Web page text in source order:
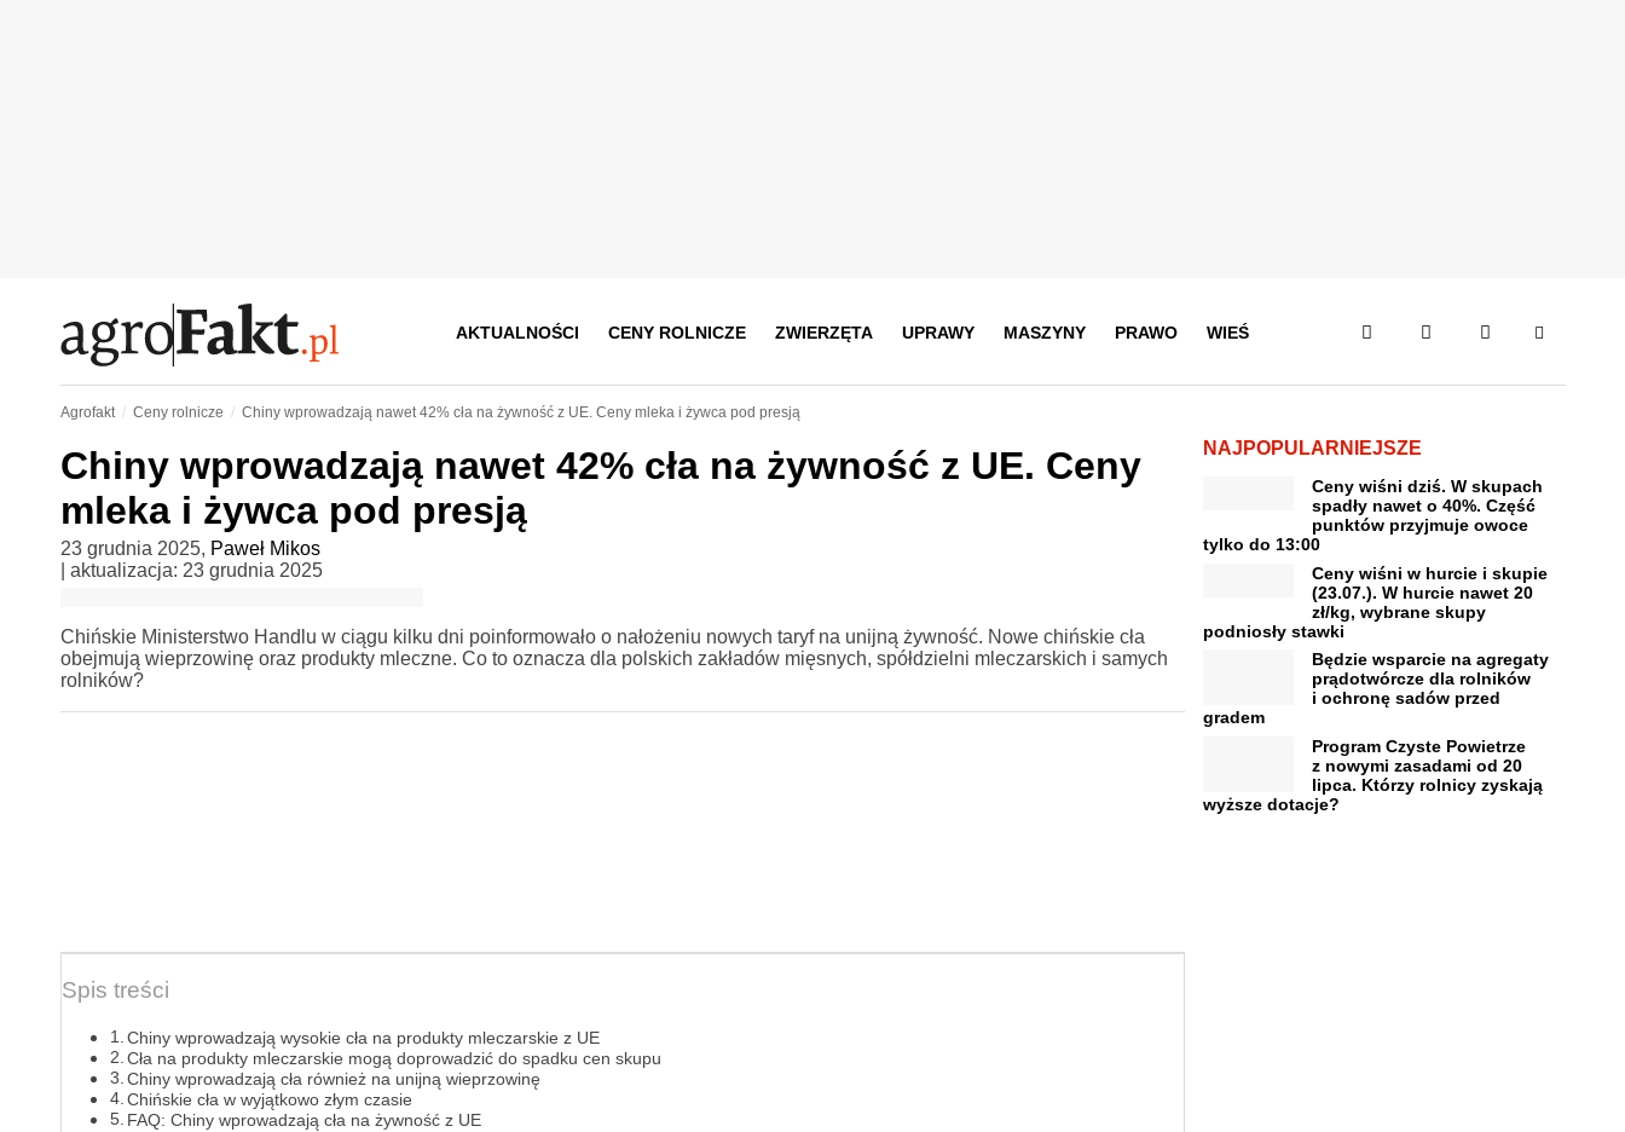
AKTUALNOŚCI CENY ROLNICZE ZWIERZĘTA UPRAWY MASZYNY PRAWO WIEŚ
Agrofakt Ceny rolnicze Chiny wprowadzają nawet 42% cła na żywność z UE. Ceny mleka i żywca pod presją
Chiny wprowadzają nawet 42% cła na żywność z UE. Ceny
mleka i żywca pod presją
23 grudnia 2025, Paweł Mikos
| aktualizacja: 23 grudnia 2025
Chińskie Ministerstwo Handlu w ciągu kilku dni poinformowało o nałożeniu nowych taryf na unijną żywność. Nowe chińskie cła
obejmują wieprzowinę oraz produkty mleczne. Co to oznacza dla polskich zakładów mięsnych, spółdzielni mleczarskich i samych
rolników?
Spis treści
Chiny wprowadzają wysokie cła na produkty mleczarskie z UE
Cła na produkty mleczarskie mogą doprowadzić do spadku cen skupu
Chiny wprowadzają cła również na unijną wieprzowinę
Chińskie cła w wyjątkowo złym czasie
FAQ: Chiny wprowadzają cła na żywność z UE
NAJPOPULARNIEJSZE
Ceny wiśni dziś. W skupach
spadły nawet o 40%. Część
punktów przyjmuje owoce
tylko do 13:00
Ceny wiśni w hurcie i skupie
(23.07.). W hurcie nawet 20
zł/kg, wybrane skupy
podniosły stawki
Będzie wsparcie na agregaty
prądotwórcze dla rolników
i ochronę sadów przed
gradem
Program Czyste Powietrze
z nowymi zasadami od 20
lipca. Którzy rolnicy zyskają
wyższe dotacje?